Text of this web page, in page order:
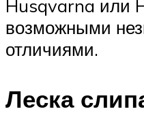
Husqvarna или
возможными
отличиями.
Леска